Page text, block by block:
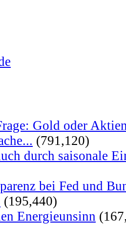
Gold oder
(791,120)
durch saisonale
bei Fed und
(195,440)
Energieunsinn